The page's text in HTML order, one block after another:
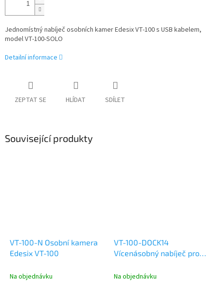
Jednomístný nabíječ osobních kamer Edesix VT-100 s USB kabelem,
model VT-100-SOLO
Detailní informace
ZEPTAT SE HLÍDAT SDÍLET
Související produkty
VT-100-N Osobní kamera
Edesix VT-100
Na objednávku
VT-100-DOCK14
Vícenásobný nabíječ pro
100, 14 pozic
Na objednávku